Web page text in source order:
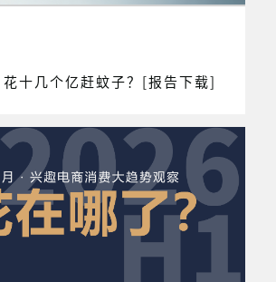
十几个亿赶蚊子？[报告下载]